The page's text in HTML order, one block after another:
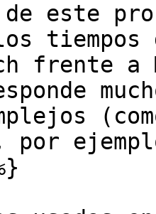
este
tiempos
frente a
por